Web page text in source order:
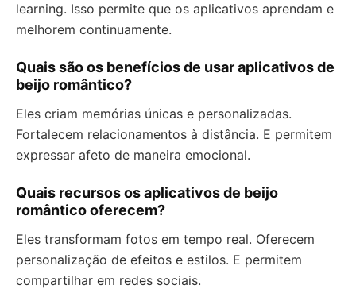
learning. Isso permite que os aplicativos aprendam e
melhorem continuamente.
Quais são os benefícios de usar aplicativos de
beijo romântico?
Eles criam memórias únicas e personalizadas.
Fortalecem relacionamentos à distância. E permitem
expressar afeto de maneira emocional.
Quais recursos os aplicativos de beijo
romântico oferecem?
Eles transformam fotos em tempo real. Oferecem
personalização de efeitos e estilos. E permitem
compartilhar em redes sociais.